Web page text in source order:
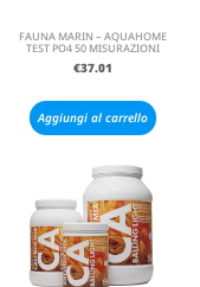
FAUNA MARIN – AQUAHOME
TEST PO4 50 MISURAZIONI
€37.01
Aggiungi al carrello